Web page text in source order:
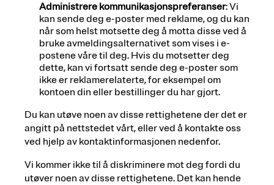
Administrere kommunikasjonspreferanser: Vi
kan sende deg e-poster med reklame, og du kan
når som helst motsette deg å motta disse ved å
bruke avmeldingsalternativet som vises i e-
postene våre til deg. Hvis du motsetter deg
dette, kan vi fortsatt sende deg e-poster som
ikke er reklamerelaterte, for eksempel om
kontoen din eller bestillinger du har gjort.
Du kan utøve noen av disse rettighetene der det er
angitt på nettstedet vårt, eller ved å kontakte oss
ved hjelp av kontaktinformasjonen nedenfor.
Vi kommer ikke til å diskriminere mot deg fordi du
utøver noen av disse rettighetene. Det kan hende